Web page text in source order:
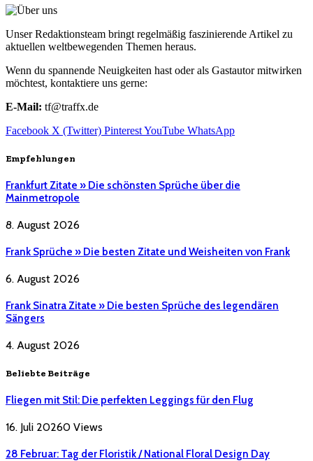
Unser Redaktionsteam bringt regelmäßig faszinierende Artikel zu
aktuellen weltbewegenden Themen heraus.
Wenn du spannende Neuigkeiten hast oder als Gastautor mitwirken
möchtest, kontaktiere uns gerne:
E-Mail: tf@traffx.de
Facebook X (Twitter) PinterestYouTube WhatsApp
Empfehlungen
Frankfurt Zitate » Die schönsten Sprüche über die
Mainmetropole
8. August 2026
Frank Sprüche » Die besten Zitate und Weisheiten von Frank
6. August 2026
Frank Sinatra Zitate » Die besten Sprüche des legendären
Sängers
4. August 2026
Beliebte Beiträge
Fliegen mit Stil: Die perfekten Leggings für den Flug
16. Juli 20260 Views
28 Februar: Tag der Floristik / National Floral Design Day